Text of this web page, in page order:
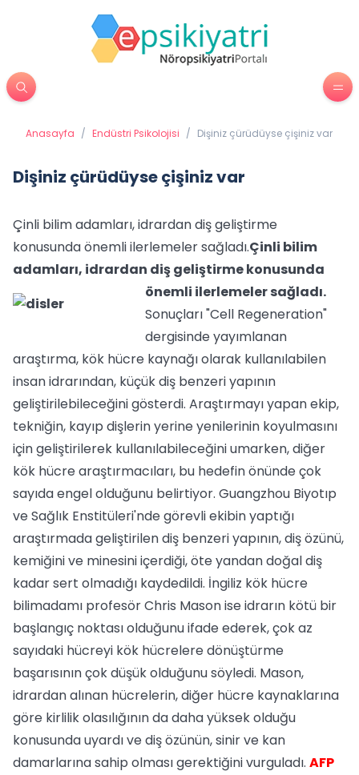
Anasayfa / Endüstri Psikolojisi / Dişiniz çürüdüyse çişiniz var
Dişiniz çürüdüyse çişiniz var
Çinli bilim adamları, idrardan diş geliştirme
konusunda önemli ilerlemeler sağladı.Çinli bilim
adamları, idrardan diş geliştirme konusunda
önemli ilerlemeler sağladı.
Sonuçları "Cell Regeneration"
dergisinde yayımlanan
araştırma, kök hücre kaynağı olarak kullanılabilen
insan idrarından, küçük diş benzeri yapının
geliştirilebileceğini gösterdi. Araştırmayı yapan ekip,
tekniğin, kayıp dişlerin yerine yenilerinin koyulmasını
için geliştirilerek kullanılabileceğini umarken, diğer
kök hücre araştırmacıları, bu hedefin önünde çok
sayıda engel olduğunu belirtiyor. Guangzhou Biyotıp
ve Sağlık Enstitüleri'nde görevli ekibin yaptığı
araştırmada geliştirilen diş benzeri yapının, diş özünü,
kemiğini ve minesini içerdiği, öte yandan doğal diş
kadar sert olmadığı kaydedildi. İngiliz kök hücre
bilimadamı profesör Chris Mason ise idrarın kötü bir
başlangıç noktası olduğunu ifade ederek, çok az
sayıdaki hücreyi kök hücrelere dönüştürme
başarısının çok düşük olduğunu söyledi. Mason,
idrardan alınan hücrelerin, diğer hücre kaynaklarına
göre kirlilik olasılığının da daha yüksek olduğu
konusunda uyardı ve diş özünün, sinir ve kan
damarlarına sahip olması gerektiğini vurguladı. AFP